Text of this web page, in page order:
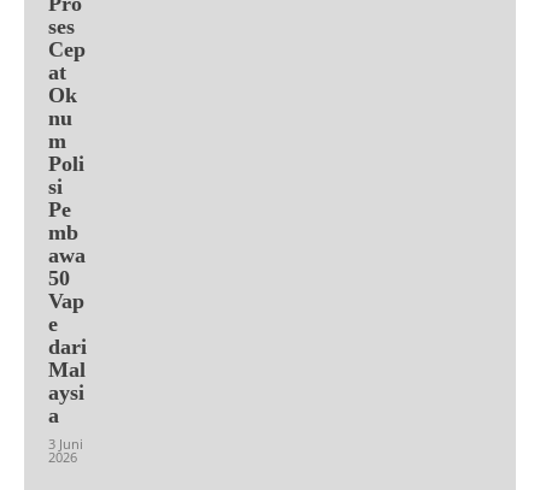
ses
Cep
at
Ok
nu
m
Poli
si
Pe
mb
awa
50
Vap
e
dari
Mal
aysi
a
3 Juni
2026